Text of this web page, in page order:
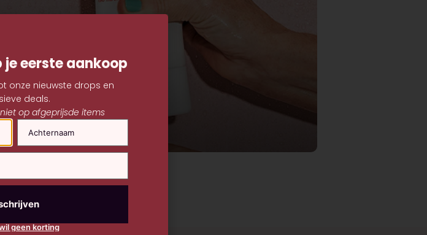
je eerste aankoop
onze nieuwste drops en
deals.
op afgeprijsde items
geen korting